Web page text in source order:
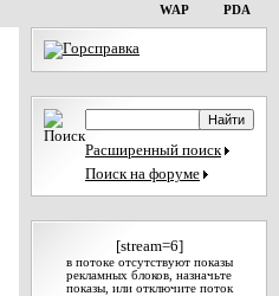
WAP PDA
Расширенный поиск
Поиск на форуме
[stream=6]
в потоке отсутствуют показы
рекламных блоков, назначьте
показы, или отключите поток